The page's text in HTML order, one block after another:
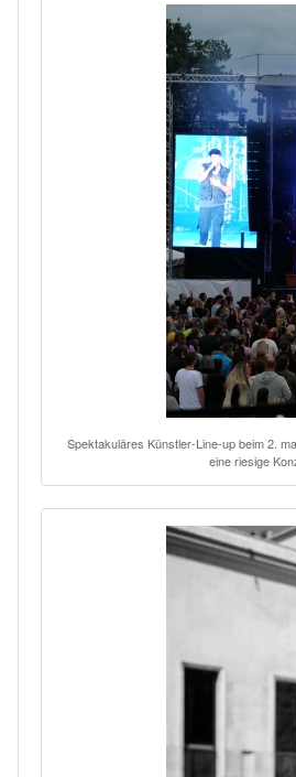
Spektakuläres Künstler-Line-up beim 2.
eine riesige